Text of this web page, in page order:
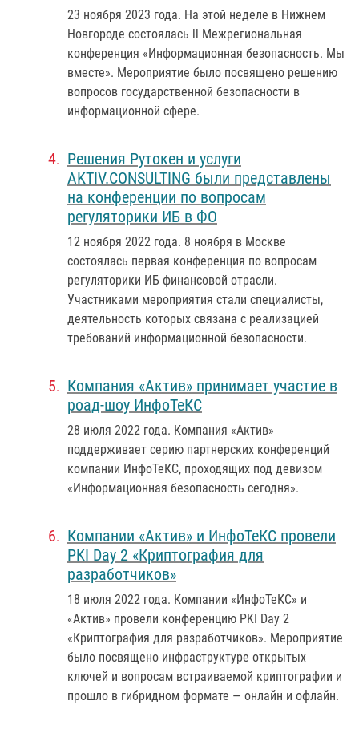
23 ноября 2023 года. На этой неделе в Нижнем
Новгороде состоялась ll Межрегиональная
конференция «Информационная безопасность. Мы
вместе». Мероприятие было посвящено решению
вопросов государственной безопасности в
информационной сфере.
Решения Рутокен и услуги
AKTIV.CONSULTING были представлены
на конференции по вопросам
регуляторики ИБ в ФО
12 ноября 2022 года. 8 ноября в Москве
состоялась первая конференция по вопросам
регуляторики ИБ финансовой отрасли.
Участниками мероприятия стали специалисты,
деятельность которых связана с реализацией
требований информационной безопасности.
Компания «Актив» принимает участие в
роад-шоу ИнфоТеКС
28 июля 2022 года. Компания «Актив»
поддерживает серию партнерских конференций
компании ИнфоТеКС, проходящих под девизом
«Информационная безопасность сегодня».
Компании «Актив» и ИнфоТеКС провели
PKI Day 2 «Криптография для
разработчиков»
18 июля 2022 года. Компании «ИнфоТеКС» и
«Актив» провели конференцию PKI Day 2
«Криптография для разработчиков». Мероприятие
было посвящено инфраструктуре открытых
ключей и вопросам встраиваемой криптографии и
прошло в гибридном формате — онлайн и офлайн.